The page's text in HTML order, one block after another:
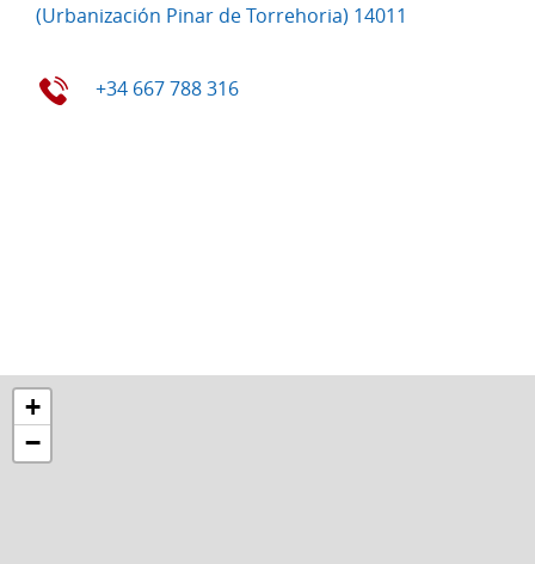
(Urbanización Pinar de Torrehoria) 14011
+34 667 788 316
+
−